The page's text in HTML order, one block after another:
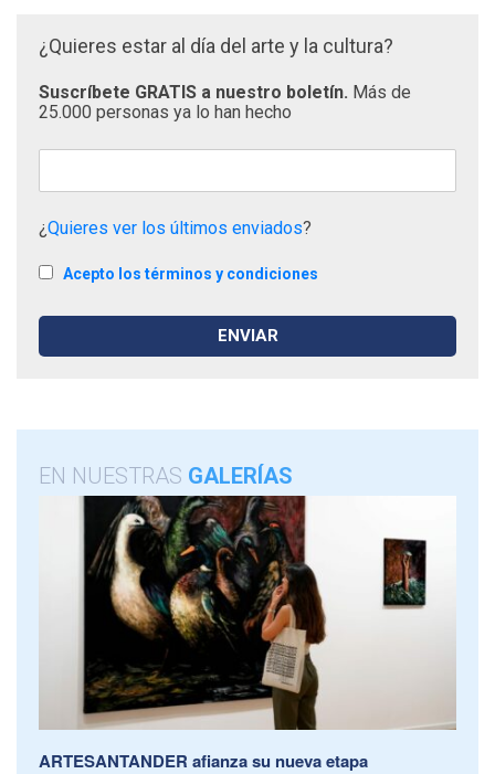
¿Quieres estar al día del arte y la cultura?
Suscríbete GRATIS a nuestro boletín. Más de
25.000 personas ya lo han hecho
¿Quieres ver los últimos enviados?
Acepto los términos y condiciones
EN NUESTRAS GALERÍAS
ARTESANTANDER afianza su nueva etapa